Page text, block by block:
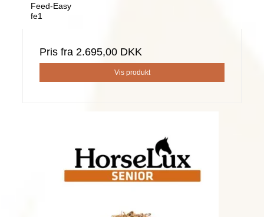
Feed-Easy
fe1
Pris fra 2.695,00 DKK
Vis produkt